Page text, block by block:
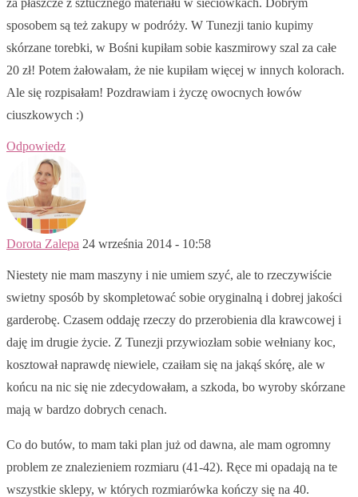
sposobem są też zakupy w podróży. W Tunezji tanio kupimy
skórzane torebki, w Bośni kupiłam sobie kaszmirowy szal za całe
20 zł! Potem żałowałam, że nie kupiłam więcej w innych kolorach.
Ale się rozpisałam! Pozdrawiam i życzę owocnych łowów
ciuszkowych :)
Odpowiedz
Dorota Zalepa 24 września 2014 - 10:58
Niestety nie mam maszyny i nie umiem szyć, ale to rzeczywiście
swietny sposób by skompletować sobie oryginalną i dobrej jakości
garderobę. Czasem oddaję rzeczy do przerobienia dla krawcowej i
daję im drugie życie. Z Tunezji przywiozłam sobie wełniany koc,
kosztował naprawdę niewiele, czaiłam się na jakąś skórę, ale w
końcu na nic się nie zdecydowałam, a szkoda, bo wyroby skórzane
mają w bardzo dobrych cenach.
Co do butów, to mam taki plan już od dawna, ale mam ogromny
problem ze znalezieniem rozmiaru (41-42). Ręce mi opadają na te
wszystkie sklepy, w których rozmiarówka kończy się na 40.